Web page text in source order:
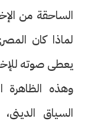
الساحقة من
لماذا كان
يعطى صوته
وهذه الظاهرة
السياق